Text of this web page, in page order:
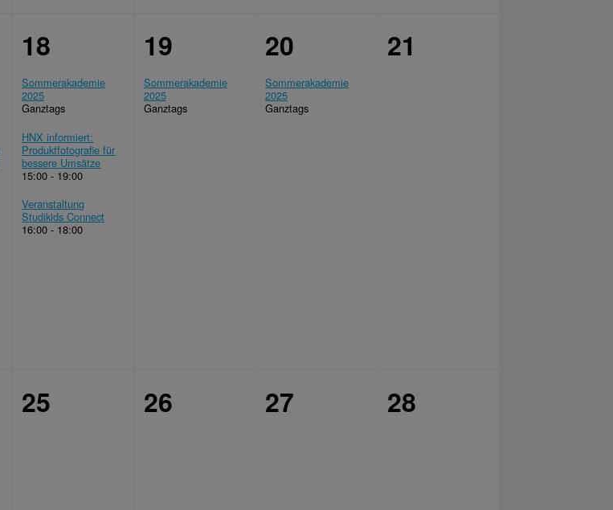
18
Sommerakademie
2025
Ganztags
HNX informiert:
Produktfotografie für
bessere Umsätze
15:00 - 19:00
Veranstaltung
Studikids Connect
16:00 - 18:00
19
Sommerakademie
2025
Ganztags
20
Sommerakademie
2025
Ganztags
21
25 26 27 28